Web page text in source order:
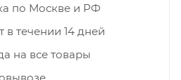
по Москве и РФ
течении 14 дней
на все товары